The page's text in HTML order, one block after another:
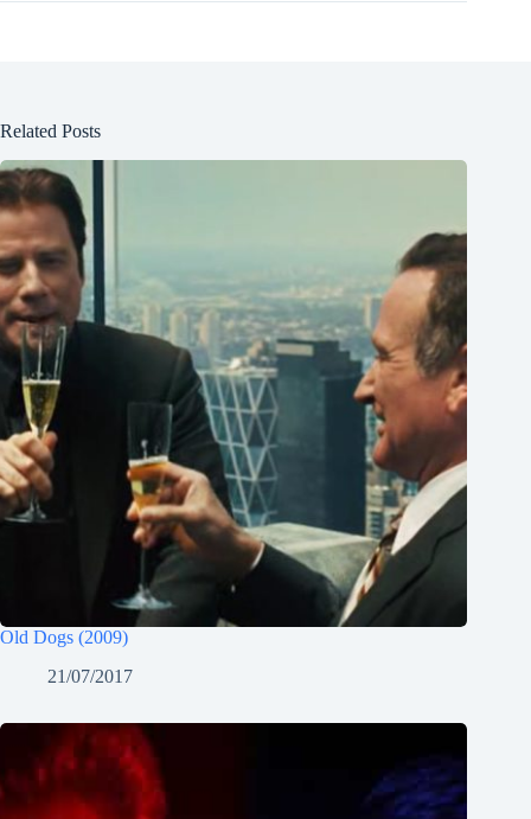
Related Posts
Old Dogs (2009)
21/07/2017